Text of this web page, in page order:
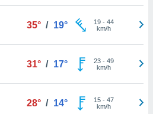
35° / 19° 19- 44
km/h
31° / 17° 23- 49
km/h
28° / 14° 15- 47
km/h